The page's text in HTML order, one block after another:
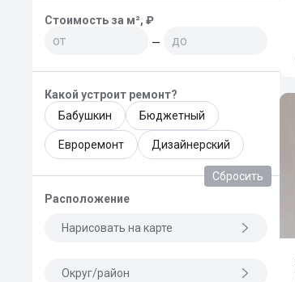
Стоимость за м², ₽
—
Какой устроит ремонт?
Бабушкин
Бюджетный
Евроремонт Дизайнерский
Сбросить
Расположение
Нарисовать на карте
Округ/район